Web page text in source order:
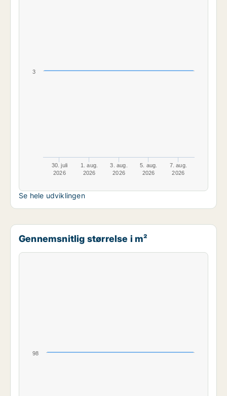
30. juli
2026
1. aug.
2026
3. aug.
2026
5. aug.
2026
7. aug.
2026
3
Se hele udviklingen
Gennemsnitlig størrelse i m²
98